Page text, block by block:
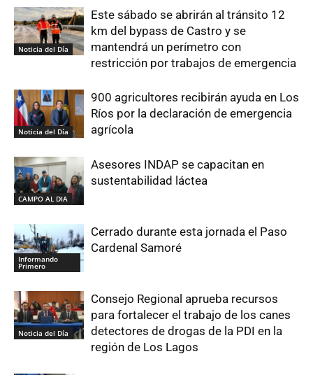
Noticia del Día
Este sábado se abrirán al tránsito 12
km del bypass de Castro y se
mantendrá un perímetro con
restricción por trabajos de emergencia
Noticia del Día
900 agricultores recibirán ayuda en Los
Ríos por la declaración de emergencia
agrícola
CAMPO AL DIA
Asesores INDAP se capacitan en
sustentabilidad láctea
Informando
Primero
Cerrado durante esta jornada el Paso
Cardenal Samoré
Noticia del Día
Consejo Regional aprueba recursos
para fortalecer el trabajo de los canes
detectores de drogas de la PDI en la
región de Los Lagos